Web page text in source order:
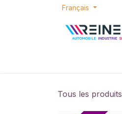
Se rendre au contenu
Français
Tous les produits